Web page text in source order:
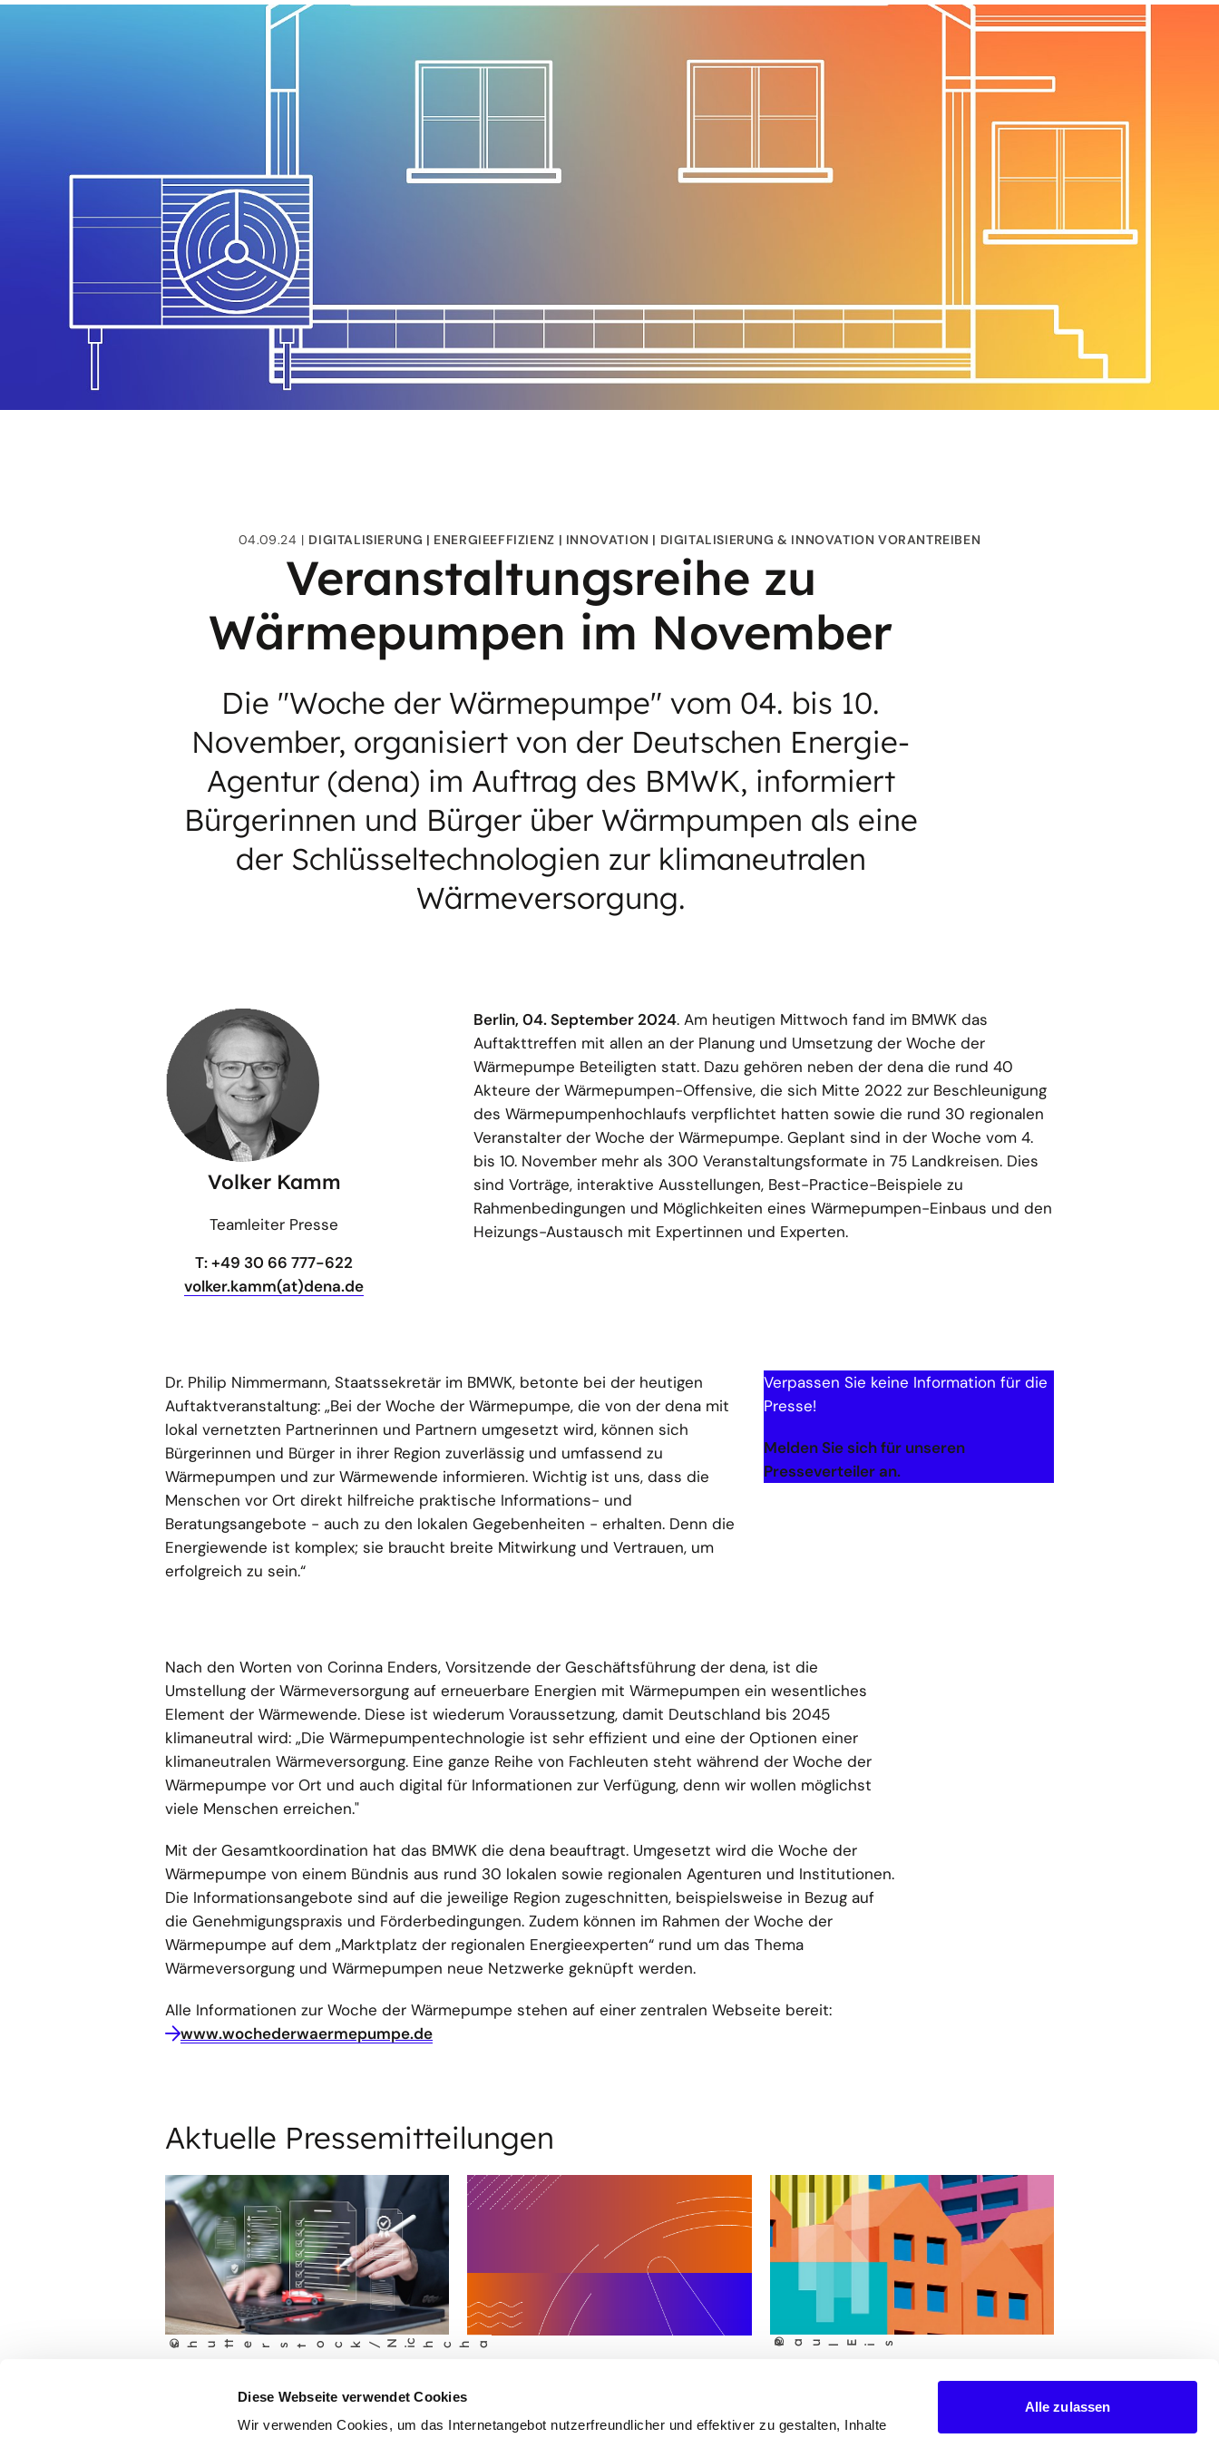
Diese Webseite verwendet Cookies
Wir verwenden Cookies, um das Internetangebot nutzerfreundlicher und effektiver zu gestalten, Inhalte
Alle zulassen
04.09.24 DIGITALISIERUNG ENERGIEEFFIZIENZ INNOVATION DIGITALISIERUNG & INNOVATION VORANTREIBEN
Veranstaltungsreihe zu
Wärmepumpen im November
Die "Woche der Wärmepumpe" vom 04. bis 10.
November, organisiert von der Deutschen Energie-
Agentur (dena) im Auftrag des BMWK, informiert
Bürgerinnen und Bürger über Wärmpumpen als eine
der Schlüsseltechnologien zur klimaneutralen
Wärmeversorgung.
Volker Kamm
Teamleiter Presse
T: +49 30 66 777-622
volker.kamm(at)dena.de
Berlin, 04. September 2024. Am heutigen Mittwoch fand im BMWK das
Auftakttreffen mit allen an der Planung und Umsetzung der Woche der
Wärmepumpe Beteiligten statt. Dazu gehören neben der dena die rund 40
Akteure der Wärmepumpen-Offensive, die sich Mitte 2022 zur Beschleunigung
des Wärmepumpenhochlaufs verpflichtet hatten sowie die rund 30 regionalen
Veranstalter der Woche der Wärmepumpe. Geplant sind in der Woche vom 4.
bis 10. November mehr als 300 Veranstaltungsformate in 75 Landkreisen. Dies
sind Vorträge, interaktive Ausstellungen, Best-Practice-Beispiele zu
Rahmenbedingungen und Möglichkeiten eines Wärmepumpen-Einbaus und den
Heizungs-Austausch mit Expertinnen und Experten.
Dr. Philip Nimmermann, Staatssekretär im BMWK, betonte bei der heutigen
Auftaktveranstaltung: „Bei der Woche der Wärmepumpe, die von der dena mit
lokal vernetzten Partnerinnen und Partnern umgesetzt wird, können sich
Bürgerinnen und Bürger in ihrer Region zuverlässig und umfassend zu
Wärmepumpen und zur Wärmewende informieren. Wichtig ist uns, dass die
Menschen vor Ort direkt hilfreiche praktische Informations- und
Beratungsangebote - auch zu den lokalen Gegebenheiten - erhalten. Denn die
Energiewende ist komplex; sie braucht breite Mitwirkung und Vertrauen, um
erfolgreich zu sein.“
Verpassen Sie keine Information für die
Presse!
Melden Sie sich für unseren
Presseverteiler an.
Nach den Worten von Corinna Enders, Vorsitzende der Geschäftsführung der dena, ist die
Umstellung der Wärmeversorgung auf erneuerbare Energien mit Wärmepumpen ein wesentliches
Element der Wärmewende. Diese ist wiederum Voraussetzung, damit Deutschland bis 2045
klimaneutral wird: „Die Wärmepumpentechnologie ist sehr effizient und eine der Optionen einer
klimaneutralen Wärmeversorgung. Eine ganze Reihe von Fachleuten steht während der Woche der
Wärmepumpe vor Ort und auch digital für Informationen zur Verfügung, denn wir wollen möglichst
viele Menschen erreichen."
Mit der Gesamtkoordination hat das BMWK die dena beauftragt. Umgesetzt wird die Woche der
Wärmepumpe von einem Bündnis aus rund 30 lokalen sowie regionalen Agenturen und Institutionen.
Die Informationsangebote sind auf die jeweilige Region zugeschnitten, beispielsweise in Bezug auf
die Genehmigungspraxis und Förderbedingungen. Zudem können im Rahmen der Woche der
Wärmepumpe auf dem „Marktplatz der regionalen Energieexperten“ rund um das Thema
Wärmeversorgung und Wärmepumpen neue Netzwerke geknüpft werden.
Alle Informationen zur Woche der Wärmepumpe stehen auf einer zentralen Webseite bereit:
www.wochederwaermepumpe.de
Aktuelle Pressemitteilungen
©
shu
t
terst
ock/ N i
c hcha ©
Pau l
E i s
Gebäudereport 2026: